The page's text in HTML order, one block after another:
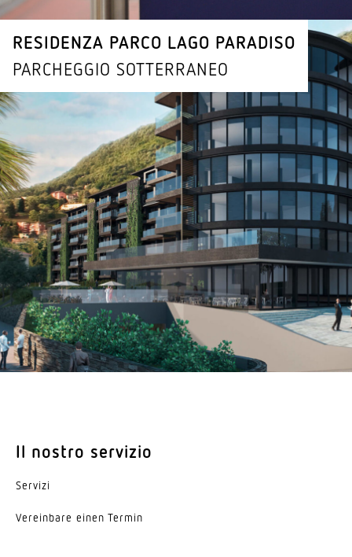
RESI­DENZA PARCO LAGO PARADISO
PARCHEGGIO SOTTER­RANEO
Il nostro servizio
Servizi
Vereinbare einen Termin